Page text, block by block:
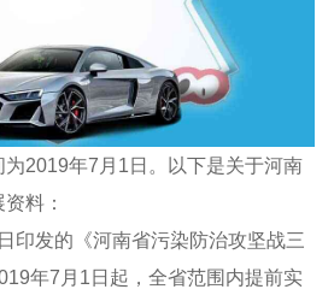
2019年7月1日。以下是关于河南
料：
印发的《河南省污染防治攻坚战三
年7月1日起，全省范围内提前实